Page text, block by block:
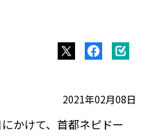
2021年02月08日
かけて、首都ネピドー